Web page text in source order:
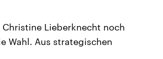
Lieberknecht noch
Wahl. Aus strategischen